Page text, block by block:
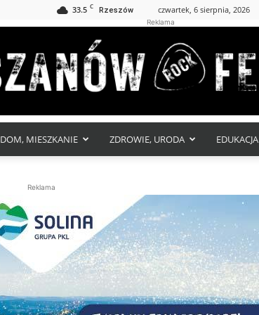
33.5 C Rzeszów czwartek, 6 sierpnia, 2026
Reklama
DOM, MIESZKANIE ZDROWIE, URODA EDUKACJA
Reklama